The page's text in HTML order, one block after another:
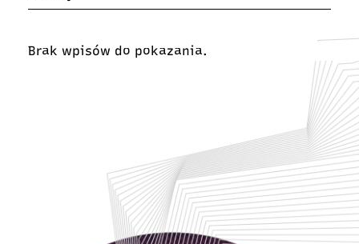
Brak wpisów do pokazania.